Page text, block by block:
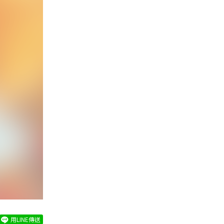
用LINE傳送